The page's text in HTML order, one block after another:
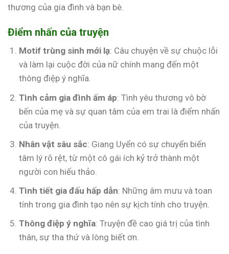
thương của gia đình và bạn bè.
Điểm nhấn của truyện
Motif trùng sinh mới lạ: Câu chuyện về sự chuộc lỗi
và làm lại cuộc đời của nữ chính mang đến một
thông điệp ý nghĩa.
Tình cảm gia đình ấm áp: Tình yêu thương vô bờ
bến của mẹ và sự quan tâm của em trai là điểm nhấn
của truyện.
Nhân vật sâu sắc: Giang Uyển có sự chuyển biến
tâm lý rõ rệt, từ một cô gái ích kỷ trở thành một
người con hiếu thảo.
Tình tiết gia đấu hấp dẫn: Những âm mưu và toan
tính trong gia đình tạo nên sự kịch tính cho truyện.
Thông điệp ý nghĩa: Truyện đề cao giá trị của tình
thân, sự tha thứ và lòng biết ơn.